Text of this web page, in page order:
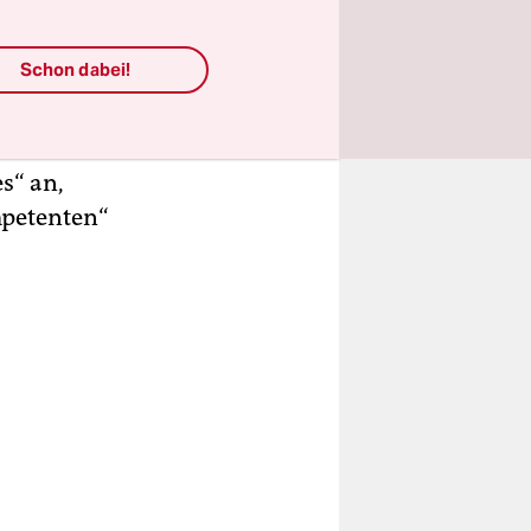
Woche
an,
Schon dabei!